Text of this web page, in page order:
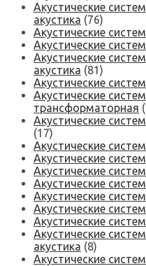
Акустические
акустика (76)
Акустические
Акустические
Акустические
акустика (81)
Акустические
Акустические
трансформаторная
Акустические
(17)
Акустические
Акустические
Акустические
Акустические
Акустические
Акустические
Акустические
Акустические
акустика (8)
Акустические